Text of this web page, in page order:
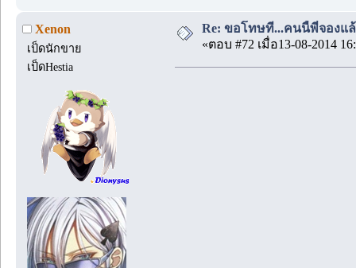
Xenon
เป็ดนักขาย
เป็ดHestia
Re: ขอโทษที...คนนี้พี่จองแล้
«ตอบ #72 เมื่อ13-08-2014